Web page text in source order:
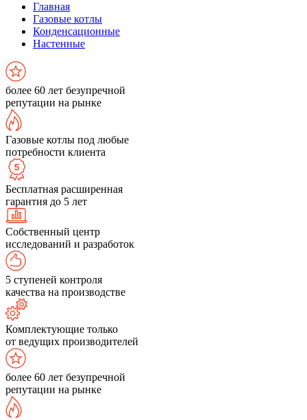
Главная
Газовые котлы
Конденсационные
Настенные
более 60 лет безупречной
репутации на рынке
Газовые котлы под любые
потребности клиента
Бесплатная расширенная
гарантия до 5 лет
Собственный центр
исследований и разработок
5 ступеней контроля
качества на производстве
Комплектующие только
от ведущих производителей
более 60 лет безупречной
репутации на рынке